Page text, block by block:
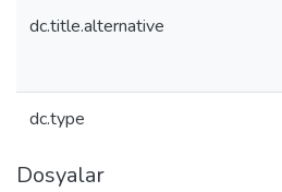
dc.title.alternative
dc.type
Dosyalar